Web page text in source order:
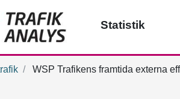
Statistik
WSP Trafikens framtida externa